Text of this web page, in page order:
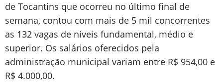
de Tocantins que ocorreu no último final de
semana, contou com mais de 5 mil concorrentes
as 132 vagas de níveis fundamental, médio e
superior. Os salários oferecidos pela
administração municipal variam entre R$ 954,00 e
R$ 4.000,00.